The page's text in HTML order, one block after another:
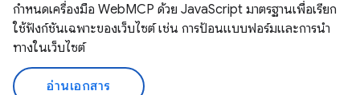
กำหนดเครื่องมือ WebMCP ด้วย JavaScript มาตรฐานเพื่อเรียก
ใช้ฟังก์ชันเฉพาะของเว็บไซต์ เช่น การป้อนแบบฟอร์มและการนำ
ทางในเว็บไซต์
อ่านเอกสาร